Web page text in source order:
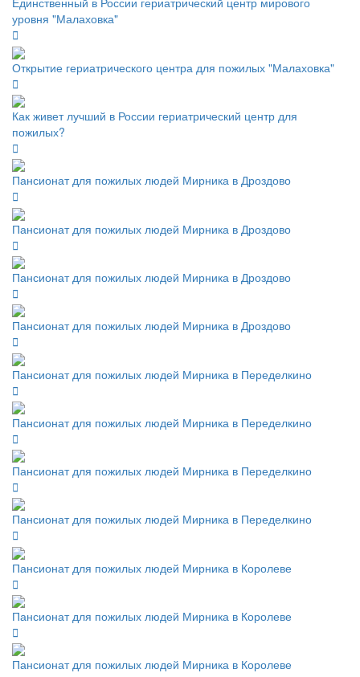
уровня "Малаховка"
Открытие гериатрического центра для пожилых "Малаховка"
Как живет лучший в России гериатрический центр для
пожилых?
Пансионат для пожилых людей Мирника в Дроздово
Пансионат для пожилых людей Мирника в Дроздово
Пансионат для пожилых людей Мирника в Дроздово
Пансионат для пожилых людей Мирника в Дроздово
Пансионат для пожилых людей Мирника в Переделкино
Пансионат для пожилых людей Мирника в Переделкино
Пансионат для пожилых людей Мирника в Переделкино
Пансионат для пожилых людей Мирника в Переделкино
Пансионат для пожилых людей Мирника в Королеве
Пансионат для пожилых людей Мирника в Королеве
Пансионат для пожилых людей Мирника в Королеве